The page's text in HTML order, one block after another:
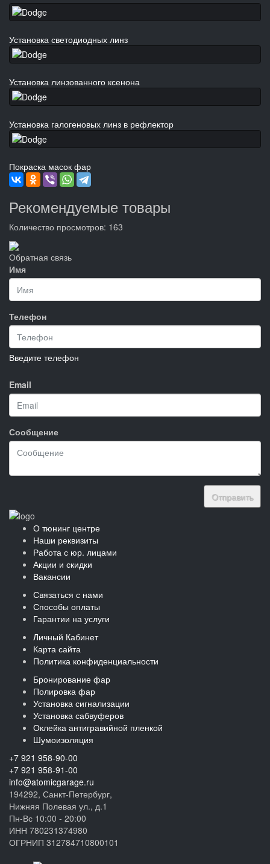
Установка светодиодных линз
Установка линзованного ксенона
Установка галогеновых линз в рефлектор
Покраска масок фар
Рекомендуемые товары
Количество просмотров: 163
Обратная связь
Имя
Телефон
Введите телефон
Email
Сообщение
Отправить
О тюнинг центре
Наши реквизиты
Работа с юр. лицами
Акции и скидки
Вакансии
Связаться с нами
Способы оплаты
Гарантии на услуги
Личный Кабинет
Карта сайта
Политика конфиденциальности
Бронирование фар
Полировка фар
Установка сигнализации
Установка сабвуферов
Оклейка антигравийной пленкой
Шумоизоляция
+7 921 958-90-00
+7 921 958-91-00
info@atomicgarage.ru
194292, Санкт-Петербург,
Нижняя Полевая ул., д.1
Пн-Вс 10:00 - 20:00
ИНН 780231374980
ОГРНИП 312784710800101